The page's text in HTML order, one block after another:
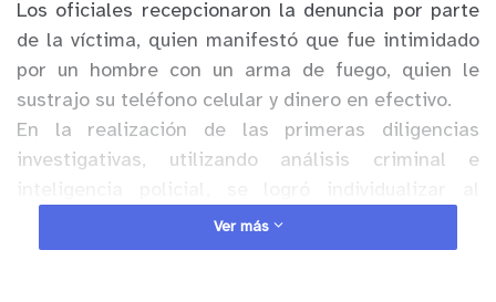
Los oficiales recepcionaron la denuncia por parte
de la víctima, quien manifestó que fue intimidado
por un hombre con un arma de fuego, quien le
sustrajo su teléfono celular y dinero en efectivo.
En la realización de las primeras diligencias
investigativas, utilizando análisis criminal e
imputado siendo detenido en su domicilio.
Ver más